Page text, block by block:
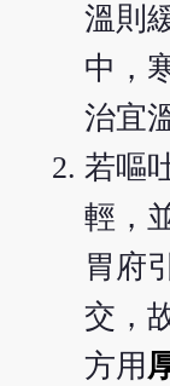
溫則
中，
治宜
若嘔
輕，
胃府
交，
方用